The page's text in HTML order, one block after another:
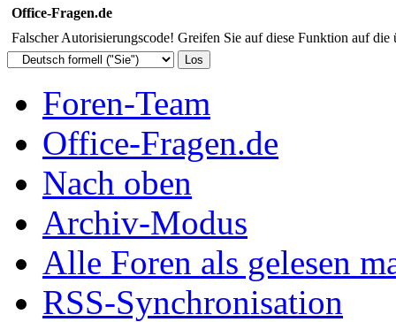
Office-Fragen.de
Falscher Autorisierungscode! Greifen Sie auf diese Funktion auf
Foren-Team
Office-Fragen.de
Nach oben
Archiv-Modus
Alle Foren als gelesen
RSS-Synchronisation